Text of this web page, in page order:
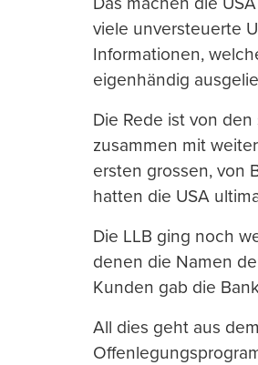
viele unversteuerte
Informationen,
eigenhändig
Die Rede ist von
zusammen mit
ersten grossen, von
hatten die USA
Die LLB ging noch
denen die Namen
Kunden gab die
All dies geht aus